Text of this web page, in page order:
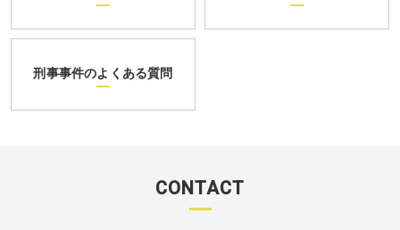
刑事事件のよくある質問
CONTACT